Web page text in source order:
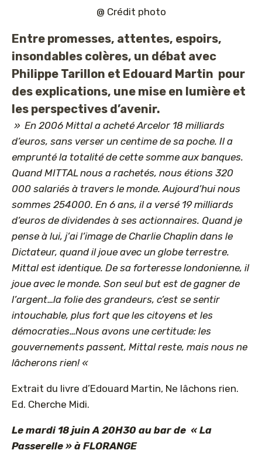
@ Crédit photo
Entre promesses, attentes, espoirs,
insondables colères, un débat avec
Philippe Tarillon et Edouard Martin pour
des explications, une mise en lumière et
les perspectives d’avenir.
» En 2006 Mittal a acheté Arcelor 18 milliards
d’euros, sans verser un centime de sa poche. Il a
emprunté la totalité de cette somme aux banques.
Quand MITTAL nous a rachetés, nous étions 320
000 salariés à travers le monde. Aujourd’hui nous
sommes 254000. En 6 ans, il a versé 19 milliards
d’euros de dividendes à ses actionnaires. Quand je
pense à lui, j’ai l’image de Charlie Chaplin dans le
Dictateur, quand il joue avec un globe terrestre.
Mittal est identique. De sa forteresse londonienne, il
joue avec le monde. Son seul but est de gagner de
l’argent…la folie des grandeurs, c’est se sentir
intouchable, plus fort que les citoyens et les
démocraties…Nous avons une certitude: les
gouvernements passent, Mittal reste, mais nous ne
lâcherons rien! «
Extrait du livre d’Edouard Martin, Ne lâchons rien.
Ed. Cherche Midi.
Le mardi 18 juin A 20H30 au bar de « La
Passerelle » à FLORANGE